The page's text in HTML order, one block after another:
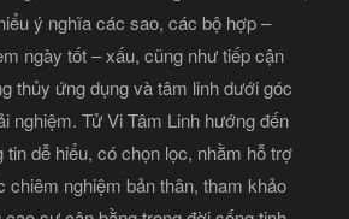
ý nghĩa các sao, các bộ hợp –
ngày tốt – xấu, cũng như tiếp cận
thủy ứng dụng và tâm linh dưới góc
nghiệm. Tử Vi Tâm Linh hướng đến
dễ hiểu, có chọn lọc, nhằm hỗ trợ
chiêm nghiệm bản thân, tham khảo